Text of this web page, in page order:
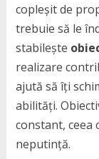
copleșit de
trebuie să le
stabilește
realizare
ajută să îți
abilități.
constant, ceea
neputință.